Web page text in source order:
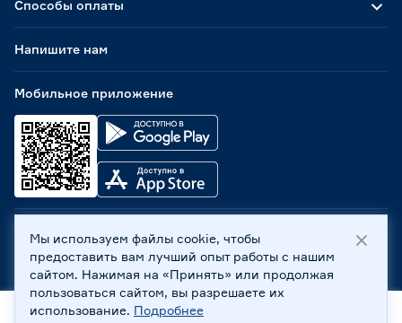
Способы оплаты
Мобильное приложение
Напишите нам
ООО «Бауцентр Рус» 2004 -2026, 236029, г. Калининград,
ул. А.Невского, 205. ИНН 7702596813, КПП 390601001 ©
Все права защищены
Политика обработки персональных данных
Правовая информация
Мы используем файлы cookie, чтобы
предоставить вам лучший опыт работы с нашим
сайтом. Нажимая на «Принять» или продолжая
пользоваться сайтом, вы разрешаете их
использование. Подробнее